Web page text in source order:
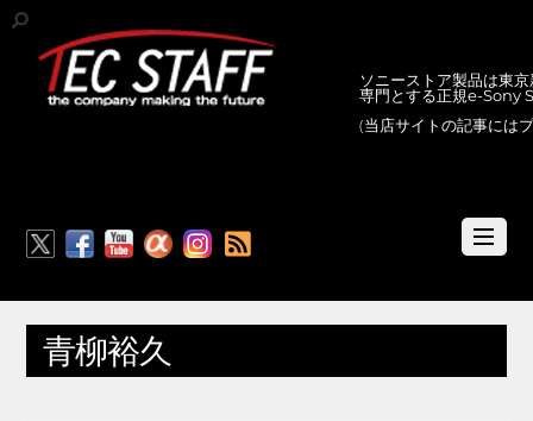
ソニーストア製品は東
専門とする正規e-Sony
(当店サイトの記事には
青柳裕久